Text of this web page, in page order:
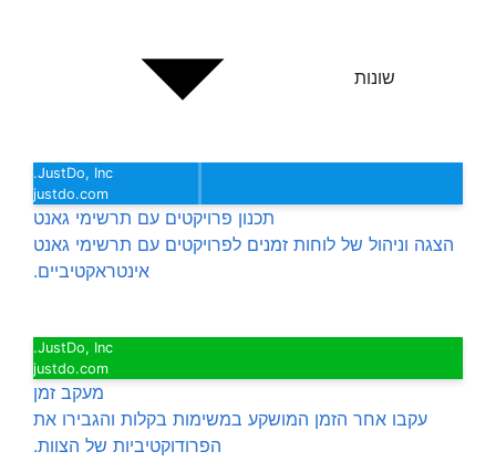
שונות
JustDo, Inc.
justdo.com
תכנון פרויקטים עם תרשימי גאנט
הצגה וניהול של לוחות זמנים לפרויקטים עם תרשימי גאנט
אינטראקטיביים.
JustDo, Inc.
justdo.com
מעקב זמן
עקבו אחר הזמן המושקע במשימות בקלות והגבירו את
הפרודוקטיביות של הצוות.